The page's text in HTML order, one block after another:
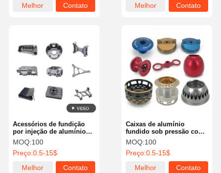
Melhor
Contato
Melhor
Contato
Acessórios de fundição
por injeção de alumínio
de alta pressão
MOQ:100
Preço:0.5-15$
Melhor
Contato
Caixas de alumínio
fundido sob pressão com
anodização tipo III,
classificação IP67
MOQ:100
Preço:0.5-15$
Melhor
Contato